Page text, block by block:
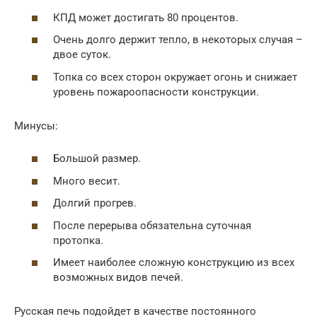
КПД может достигать 80 процентов.
Очень долго держит тепло, в некоторых случая –
двое суток.
Топка со всех сторон окружает огонь и снижает
уровень пожароопасности конструкции.
Минусы:
Большой размер.
Много весит.
Долгий прогрев.
После перерыва обязательна суточная
протопка.
Имеет наиболее сложную конструкцию из всех
возможных видов печей.
Русская печь подойдет в качестве постоянного